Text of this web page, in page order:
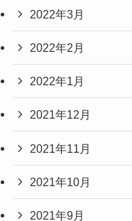
2022年3月
2022年2月
2022年1月
2021年12月
2021年11月
2021年10月
2021年9月